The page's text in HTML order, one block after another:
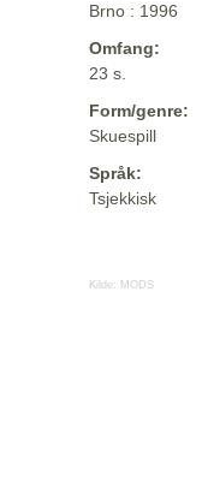
Brno : 1996
Omfang:
23 s.
Form/genre:
Skuespill
Språk:
Tsjekkisk
Kilde: MODS